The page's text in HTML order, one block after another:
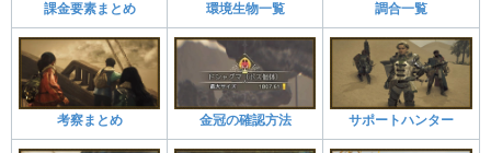
課金要素まとめ 環境生物一覧 調合一覧
考察まとめ 金冠の確認方法 サポートハンター